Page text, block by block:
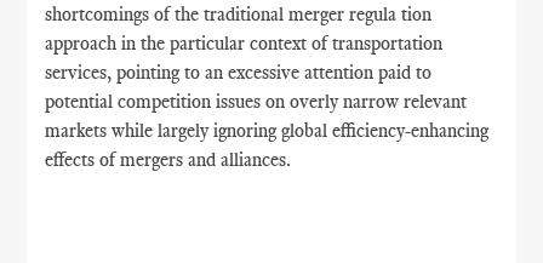
shortcomings of the traditional merger regula tion
approach in the particular context of transportation
services, pointing to an excessive attention paid to
potential competition issues on overly narrow relevant
markets while largely ignoring global efficiency-enhancing
effects of mergers and alliances.